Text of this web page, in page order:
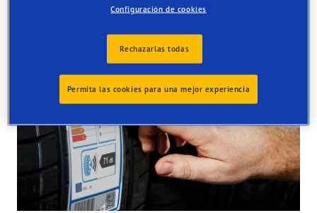
Configuración de cookies
Rechazarlas todas
Permita las cookies para una mejor experiencia